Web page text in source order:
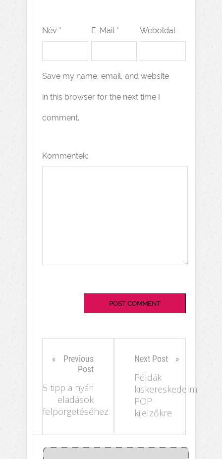
Név * E-Mail * Weboldal
Save my name, email, and website
in this browser for the next time I
comment.
Kommentek:
Previous
Post
5 tipp a nyári
eladások
felpörgetéséhez
Next Post
Példák
kiskereskedelmi
POP
kijelzőkre